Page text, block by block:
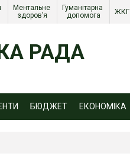
Ментальне
здоров’я
Гуманітарна
допомога
ЖКГ
РАДА
БЮДЖЕТ ЕКОНОМІКА